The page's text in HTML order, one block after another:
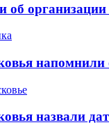
организации
напомнили
назвали